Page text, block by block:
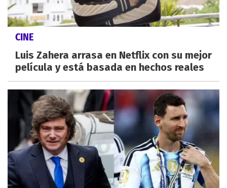
CINE
Luis Zahera arrasa en Netflix con su mejor
película y está basada en hechos reales